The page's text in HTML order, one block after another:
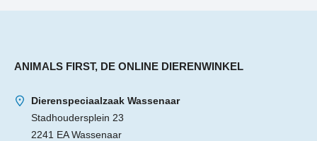
ANIMALS FIRST, DE ONLINE DIERENWINKEL
Dierenspeciaalzaak Wassenaar
Stadhoudersplein 23
2241 EA Wassenaar